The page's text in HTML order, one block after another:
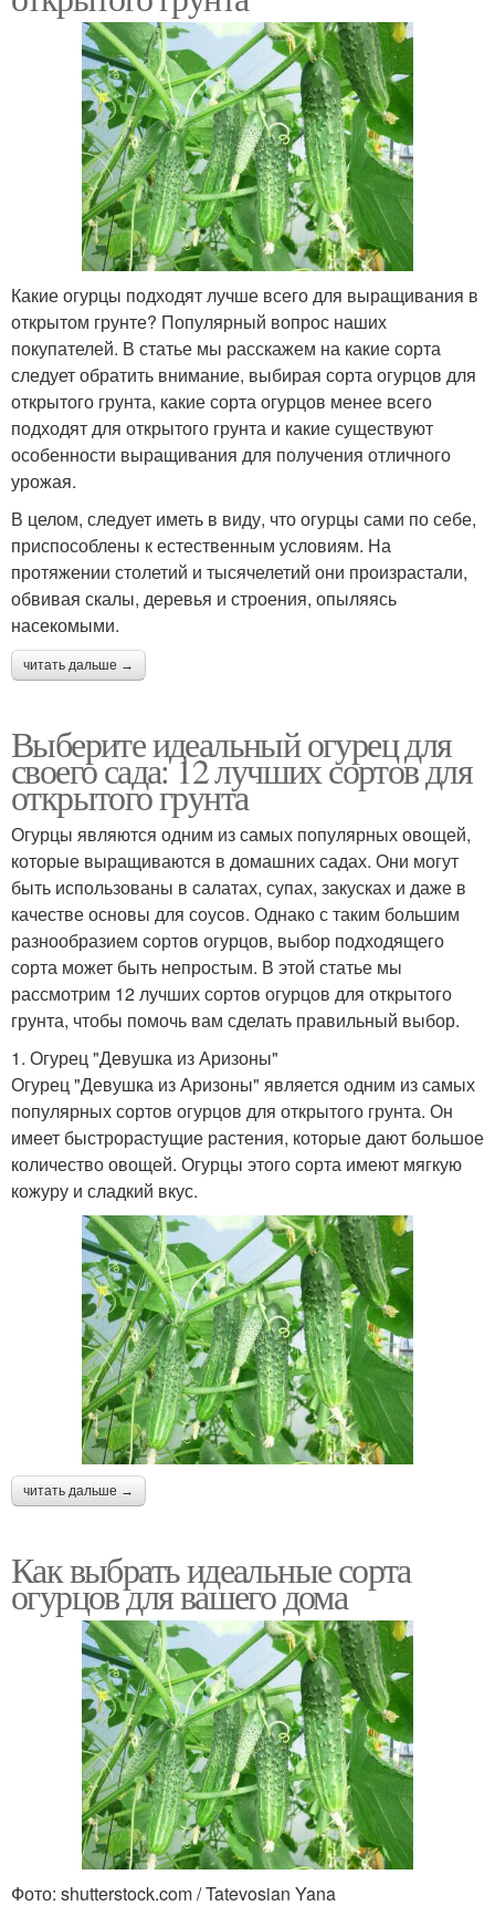
Какие огурцы подходят лучше всего для выращивания в
открытом грунте? Популярный вопрос наших
покупателей. В статье мы расскажем на какие сорта
следует обратить внимание, выбирая сорта огурцов для
открытого грунта, какие сорта огурцов менее всего
подходят для открытого грунта и какие существуют
особенности выращивания для получения отличного
урожая.
В целом, следует иметь в виду, что огурцы сами по себе,
приспособлены к естественным условиям. На
протяжении столетий и тысячелетий они произрастали,
обвивая скалы, деревья и строения, опыляясь
насекомыми.
читать дальше →
Выберите идеальный огурец для
своего сада: 12 лучших сортов для
открытого грунта
Огурцы являются одним из самых популярных овощей,
которые выращиваются в домашних садах. Они могут
быть использованы в салатах, супах, закусках и даже в
качестве основы для соусов. Однако с таким большим
разнообразием сортов огурцов, выбор подходящего
сорта может быть непростым. В этой статье мы
рассмотрим 12 лучших сортов огурцов для открытого
грунта, чтобы помочь вам сделать правильный выбор.
1. Огурец "Девушка из Аризоны"
Огурец "Девушка из Аризоны" является одним из самых
популярных сортов огурцов для открытого грунта. Он
имеет быстрорастущие растения, которые дают большое
количество овощей. Огурцы этого сорта имеют мягкую
кожуру и сладкий вкус.
читать дальше →
Как выбрать идеальные сорта
огурцов для вашего дома
Фото: shutterstock.com / Tatevosian Yana